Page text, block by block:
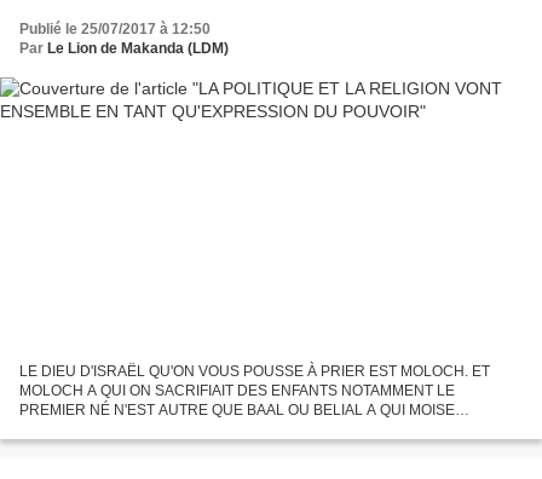
Publié le 25/07/2017 à 12:50
Par Le Lion de Makanda (LDM)
LE DIEU D'ISRAËL QU'ON VOUS POUSSE À PRIER EST MOLOCH. ET
MOLOCH A QUI ON SACRIFIAIT DES ENFANTS NOTAMMENT LE
PREMIER NÉ N'EST AUTRE QUE BAAL OU BELIAL A QUI MOISE
QU'ILS ONT APPRIS L'EXISTENCE...